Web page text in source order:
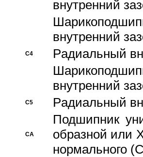
внутренний
внутренний
C4
Pадиальный
внутренний
C5 Pадиальный
CA
Подшипник
образной или
нормального